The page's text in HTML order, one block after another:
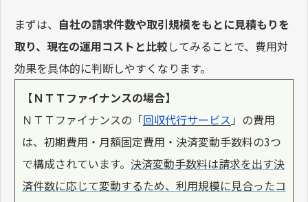
まずは、 自社の請求件数や取引規模をもとに見積もりを
取り、現在の運用コストと比較 してみることで、費用対
効果を具体的に判断しやすくなります。
【ＮＴＴファイナンスの場合】
ＮＴＴファイナンスの「回収代行サービス 」の費用
は、初期費用・月額固定費用・決済変動手数料の3つ
で構成されています。 決済変動手数料は請求を出す決
済件数に応じて変動するため、利用規模に見合ったコ